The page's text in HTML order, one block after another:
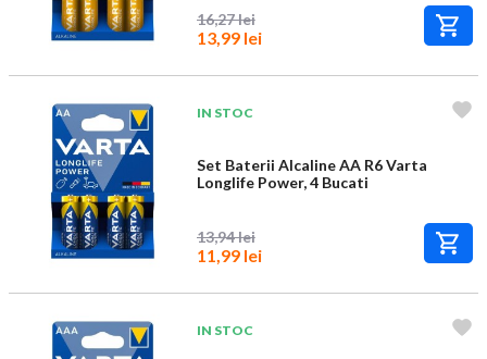
16,27 lei
13,99 lei
IN STOC
Set Baterii Alcaline AA R6 Varta
Longlife Power, 4 Bucati
13,94 lei
11,99 lei
IN STOC